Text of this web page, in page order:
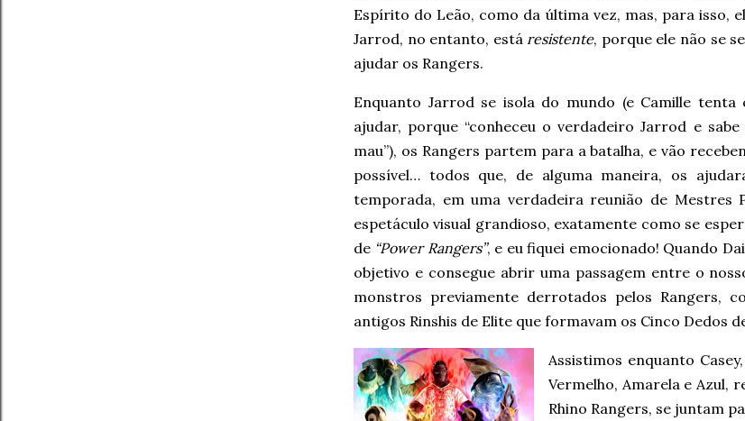
Espírito do Leão, como da última vez, mas, para isso,
Jarrod, no entanto, estáresistente, porque ele não se
ajudar os Rangers.
Enquanto Jarrod se isola do mundo (e Camille tenta
ajudar, porque “conheceu o verdadeiro Jarrod e
mau”), os Rangers partem para a batalha, e vão
possível… todos que, de alguma maneira, os
temporada, em uma verdadeira reunião de Mestres
espetáculo visual grandioso, exatamente como se
de “Power Rangers”, e eu fiquei emocionado! Quando
objetivo e consegue abrir uma passagem entre o
monstros previamente derrotados pelos Rangers,
antigos Rinshis de Elite que formavam os Cinco Dedos
Assistimos enquanto
Vermelho, Amarela e Azul,
Rhino Rangers, se juntam